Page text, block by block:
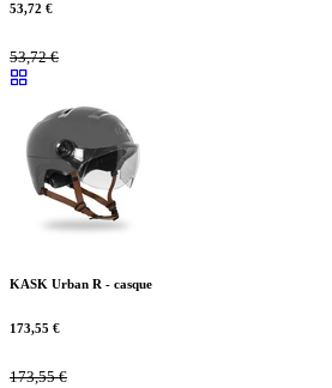
53,72 €
53,72€
KASK Urban R - casque
173,55 €
173,55€